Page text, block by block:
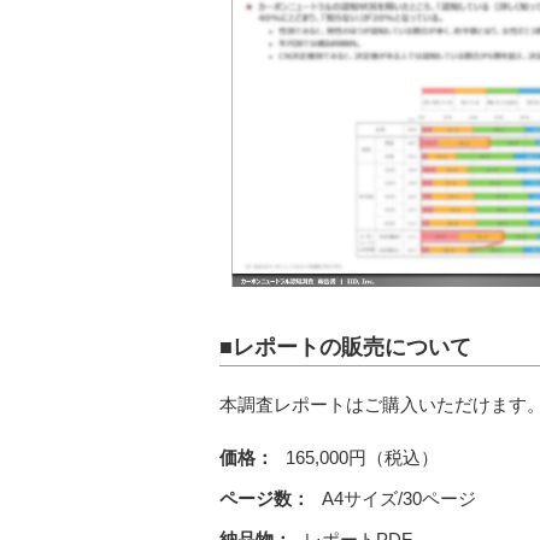
■レポートの販売について
本調査レポートはご購入いただけます
価格：
165,000円（税込）
ページ数：
A4サイズ/30ページ